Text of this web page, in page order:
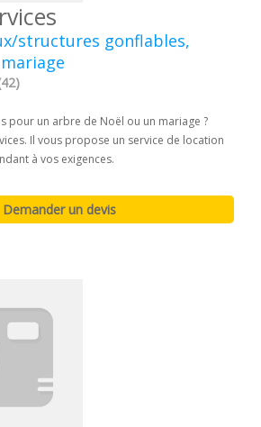
structures gonflables,
pour un arbre de Noël ou un mariage ?
Il vous propose un service de location
à vos exigences.